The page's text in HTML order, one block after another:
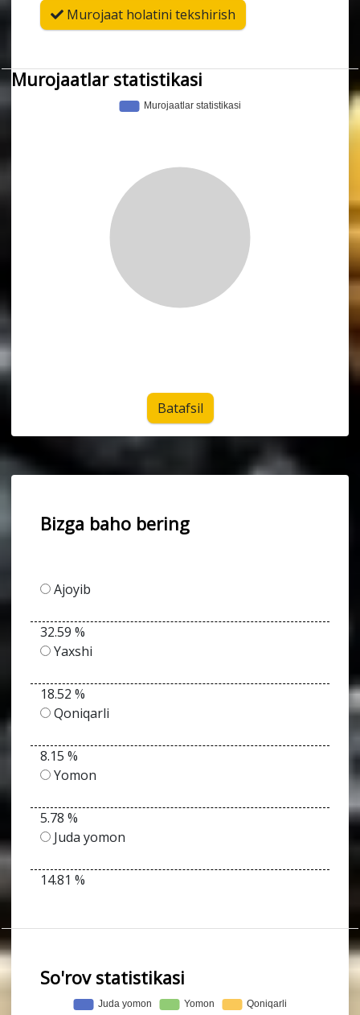
Murojaat holatini tekshirish
Murojaatlar statistikasi
Batafsil
Bizga baho bering
Ajoyib
32.59 %
Yaxshi
18.52 %
Qoniqarli
8.15 %
Yomon
5.78 %
Juda yomon
14.81 %
So'rov statistikasi